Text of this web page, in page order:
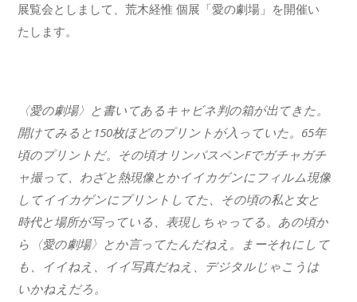
展覧会としまして、荒木経惟 個展「愛の劇場」を開催い
たします。
〈愛の劇場〉と書いてあるキャビネ判の箱が出てきた。
開けてみると150枚ほどのプリントが入っていた。65年
頃のプリントだ。その頃オリンパスペンFでガチャガチ
ャ撮って、わざと熱現像とかイイカゲンにフィルム現像
してイイカゲンにプリントしてた、その頃の私と女と
時代と場所が写っている、表現しちゃってる。あの頃か
ら〈愛の劇場〉とか言ってたんだねえ。まーそれにして
も、イイねえ、イイ写真だねえ、デジタルじゃこうは
いかねえだろ。